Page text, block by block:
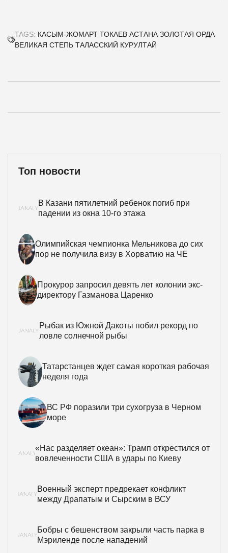
TAGS: КАСЫМ-ЖОМАРТ ТОКАЕВ АСТАНА ЗОЛОТАЯ ОРДА
ВЕЛИКАЯ СТЕПЬ ТАЛАССКИЙ КУРУЛТАЙ
Топ новости
В Казани пятилетний ребенок погиб при
падении из окна 10-го этажа
Олимпийская чемпионка Мельникова до сих
пор не получила визу в Хорватию на ЧЕ
Прокурор запросил девять лет колонии экс-
директору Газманова Царенко
Рыбак из Южной Дакоты побил рекорд по
ловле солнечной рыбы
Татарстанцев ждет самая короткая рабочая
неделя года
ВС РФ поразили три сухогруза в Черном
море
«Нас разделяет океан»: Трамп открестился от
вовлеченности США в удары по Киеву
Военный эксперт предрекает конфликт
между Драпатым и Сырским в ВСУ
Бобры с бешенством закрыли часть парка в
Мэриленде после нападений